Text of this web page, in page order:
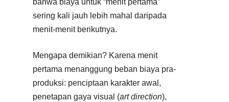
bahwa biaya untuk “menit pertama”
sering kali jauh lebih mahal daripada
menit-menit berikutnya.
Mengapa demikian? Karena menit
pertama menanggung beban biaya pra-
produksi: penciptaan karakter awal,
penetapan gaya visual (art direction),